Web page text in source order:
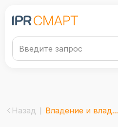
Назад Владение и влад...